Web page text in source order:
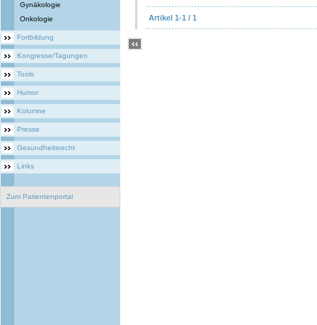
Gynäkologie
Onkologie
Fortbildung
Kongresse/Tagungen
Tools
Humor
Kolumne
Presse
Gesundheitsrecht
Links
Zum Patientenportal
Artikel 1-1 / 1